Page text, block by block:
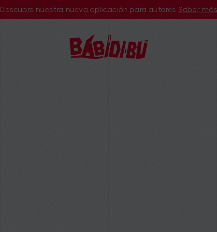
Descubre nuestra nueva aplicación para autores Saber